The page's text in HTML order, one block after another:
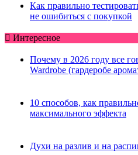
Как правильно
не ошибиться с покупкой
Интересное
Почему в 2026 году все
Wardrobe (гардеробе
10 способов, как
максимального эффекта
Духи на разлив и на